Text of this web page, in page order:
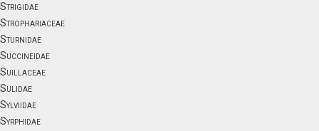
Strigidae
Strophariaceae
Sturnidae
Succineidae
Suillaceae
Sulidae
Sylviidae
Syrphidae